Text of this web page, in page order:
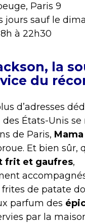
Paris 9
jours sauf le
à 22h30
la
du
d’adresses
des États-Unis
de Paris,
Et bien sûr,
frit et gaufres,
de patate
parfum des
par la